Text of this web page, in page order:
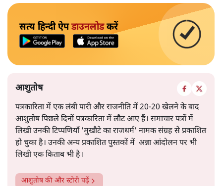
सत्य हिन्दी ऐपडाउनलोडकरें
आशुतोष
पत्रकारिता में एक लंबी पारी और राजनीति में 20-20 खेलने के बाद
आशुतोष पिछले दिनों पत्रकारिता में लौट आए हैं। समाचार पत्रों में
लिखी उनकी टिप्पणियाँ 'मुखौटे का राजधर्म' नामक संग्रह से प्रकाशित
हो चुका है। उनकी अन्य प्रकाशित पुस्तकों में अन्ना आंदोलन पर भी
लिखी एक किताब भी है।
आशुतोषकी और स्टोरी पढ़ें